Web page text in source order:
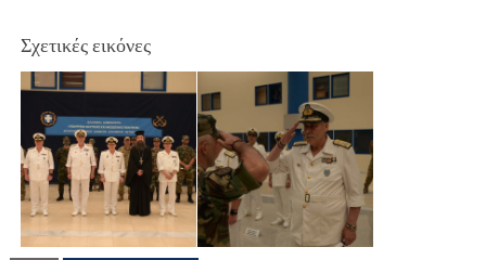
Σχετικές εικόνες